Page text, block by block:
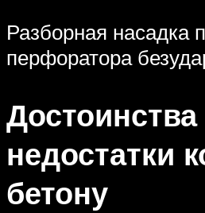
Разборная насадка
перфоратора
Достоинства
недостатки
бетону